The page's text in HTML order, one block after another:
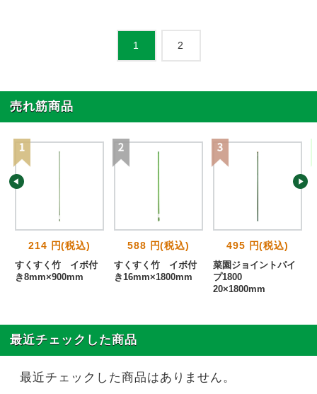
1 2
売れ筋商品
214 円(税込)
すくすく竹 イボ付
き8mm×900mm
588 円(税込)
すくすく竹 イボ付
き16mm×1800mm
495 円(税込)
菜園ジョイントパイ
プ1800
20×1800mm
最近チェックした商品
最近チェックした商品はありません。